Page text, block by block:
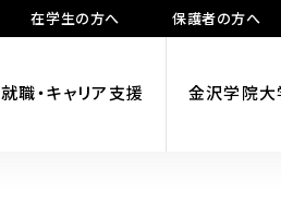
就職・キャリア支援 金沢学院大
在学生の方へ 保護者の方へ